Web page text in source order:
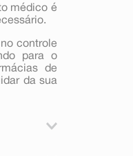
médico é
controle
para o
de
da sua